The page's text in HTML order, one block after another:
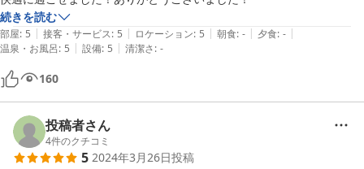
2024-02-12
続きを読む
部屋: 5 | 接客・サービス: 5 | ロケーション: 5 | 朝食: - | 夕食: - |
温泉・お風呂: 5 | 設備: 5 | 清潔さ: -
160
投稿者さん
4件のクチコミ
5 2024年3月26日投稿